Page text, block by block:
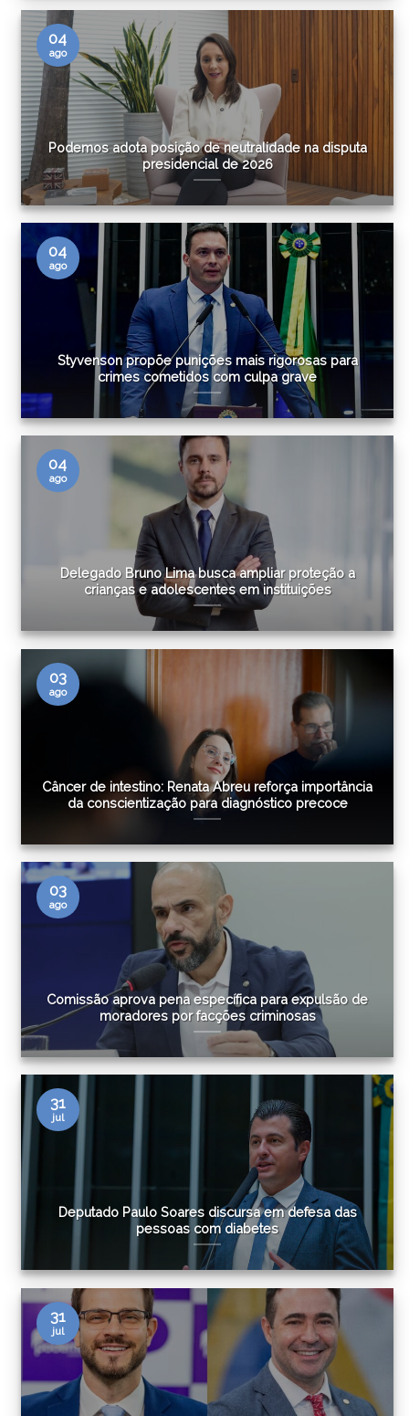
Podemos adota posição de neutralidade na disputa
presidencial de 2026
04
ago
Styvenson propõe punições mais rigorosas para
crimes cometidos com culpa grave
04
ago
Delegado Bruno Lima busca ampliar proteção a
crianças e adolescentes em instituições
04
ago
Câncer de intestino: Renata Abreu reforça importância
da conscientização para diagnóstico precoce
03
ago
Comissão aprova pena específica para expulsão de
moradores por facções criminosas
03
ago
Deputado Paulo Soares discursa em defesa das
pessoas com diabetes
31
jul
31
jul